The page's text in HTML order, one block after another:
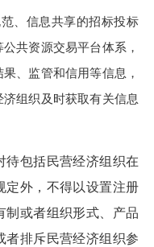
、信息共享的招标投标
共资源交易平台体系，
、监管和信用等信息，
组织及时获取有关信息
包括民营经济组织在
定外，不得以设置注册
制或者组织形式、产品
者排斥民营经济组织参